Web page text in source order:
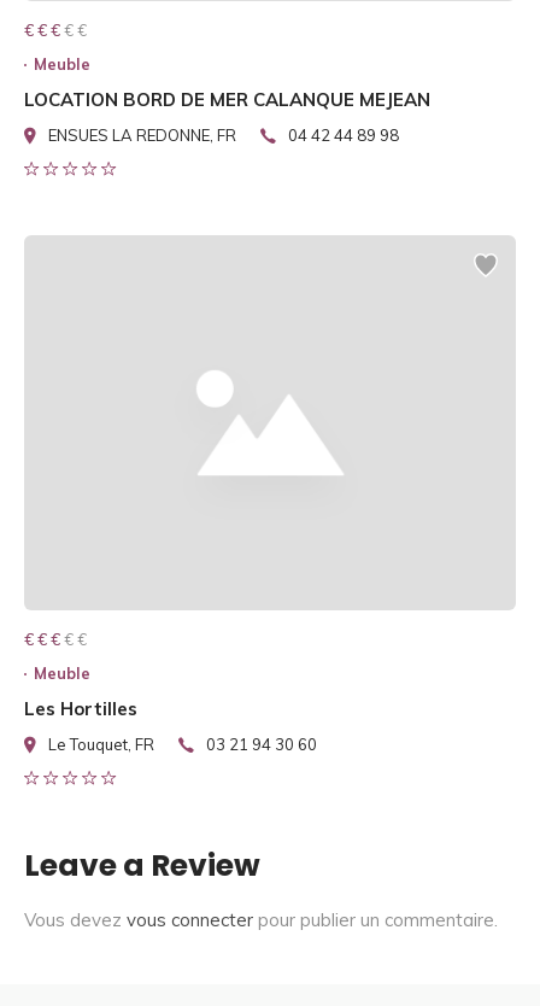
€ € € € €
€ € €
Meuble
LOCATION BORD DE MER CALANQUE MEJEAN
ENSUES LA REDONNE, FR 04 42 44 89 98
€ € € € €
€ € €
Meuble
Les Hortilles
Le Touquet, FR 03 21 94 30 60
Leave a Review
Vous devez vous connecter pour publier un commentaire.